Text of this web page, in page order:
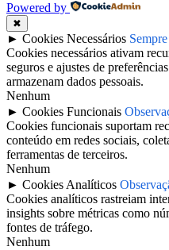
Powered by
✖
► Cookies Necessários
Cookies necessários ativam
seguros e ajustes de
armazenam dados pessoais.
Nenhum
► Cookies Funcionais
Cookies funcionais suportam
conteúdo em redes sociais,
ferramentas de terceiros.
Nenhum
► Cookies Analíticos
Cookies analíticos rastreiam
insights sobre métricas como
fontes de tráfego.
Nenhum